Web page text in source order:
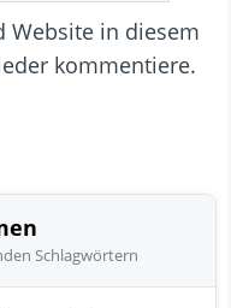
Website in diesem
kommentiere.
Schlagwörtern